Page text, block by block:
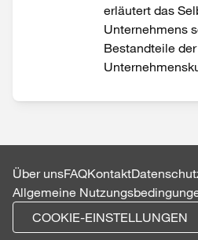
erläutert das
Unternehmens
Bestandteile der
Über unsFAQKontakt
Allgemeine
COOKIE-EINSTELLUNGEN